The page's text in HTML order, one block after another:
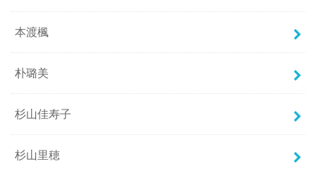
本渡楓
朴璐美
杉山佳寿子
杉山里穂